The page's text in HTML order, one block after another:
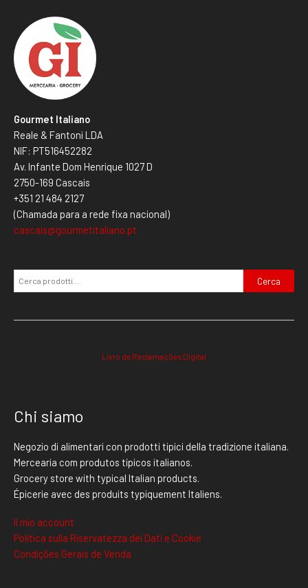
Gourmet Italiano
Reale & Fantoni LDA
NIF: PT516452282
Av. Infante Dom Henrique 1027 D
2750-169 Cascais
+351 21 484 2127
(Chamada para a rede fixa nacional)
cascais@gourmetitaliano.pt
Cerca
Livro de Reclamações Digital
Chi siamo
Negozio di alimentari con prodotti tipici della tradizione italiana.
Mercearia com produtos típicos italianos.
Grocery store with typical Italian products.
Épicerie avec des produits typiquement Italiens.
Il mio account
Politica sulla Riservatezza dei Dati e Cookie
Condições Gerais de Venda